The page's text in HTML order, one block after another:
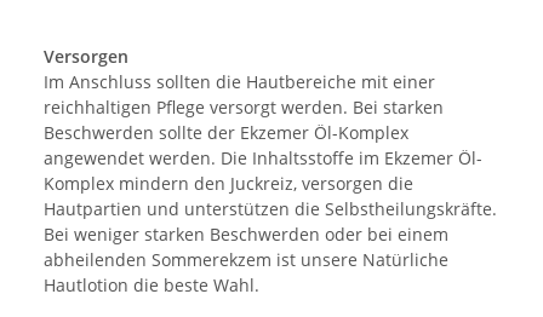
Versorgen
Im Anschluss sollten die Hautbereiche mit einer
reichhaltigen Pflege versorgt werden. Bei starken
Beschwerden sollte der Ekzemer Öl-Komplex
angewendet werden. Die Inhaltsstoffe im Ekzemer Öl-
Komplex mindern den Juckreiz, versorgen die
Hautpartien und unterstützen die Selbstheilungskräfte.
Bei weniger starken Beschwerden oder bei einem
abheilenden Sommerekzem ist unsere Natürliche
Hautlotion die beste Wahl.